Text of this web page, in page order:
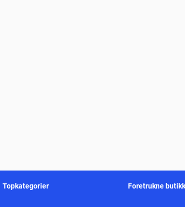
Topkategorier Foretrukne